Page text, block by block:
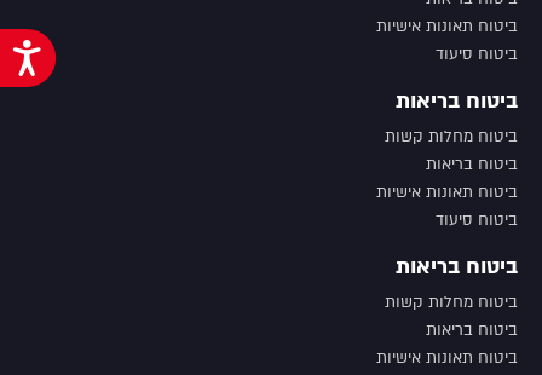
ביטוח תאונות אישיות
ביטוח סיעוד
ביטוח בריאות
ביטוח מחלות קשות
ביטוח בריאות
ביטוח תאונות אישיות
ביטוח סיעוד
ביטוח בריאות
ביטוח מחלות קשות
ביטוח בריאות
ביטוח תאונות אישיות